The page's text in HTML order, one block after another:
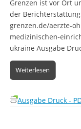
Grenzen ist vor Ort
der
grenzen.de/aerzte-
medizinischen-
ukraine Ausgabe
Weiterlesen
Ausgabe Druck -